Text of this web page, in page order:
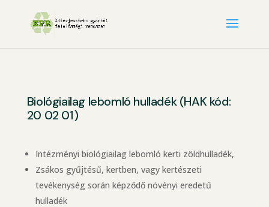
Biológiailag lebomló hulladék (HAK kód:
20 02 01)
Intézményi biológiailag lebomló kerti zöldhulladék,
Zsákos gyűjtésű, kertben, vagy kertészeti
tevékenység során képződő növényi eredetű
hulladék